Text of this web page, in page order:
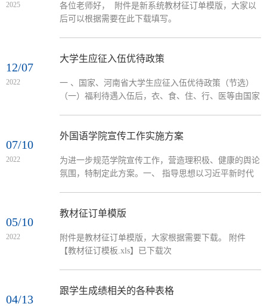
2025
各位老师好， 附件是新系统教材征订单模版，大家以
后可以根据需要在此下载填写。
12/07
2022
大学生应征入伍优待政策
一 、国家、河南省大学生应征入伍优待政策（节选）
（一）福利待遇入伍后，衣、食、住、行、医等由国家
正、副班长...
07/10
2022
外国语学院宣传工作实施方案
为进一步规范学院宣传工作，营造理积极、健康的舆论
氛围，特制定此方案。一、 指导思想以习近平新时代
响力，助力...
05/10
2022
教材征订单模版
附件是教材征订单模版，大家根据需要下载。 附件
【教材征订模板.xls】已下载次
04/13
跟学生成绩相关的各种表格